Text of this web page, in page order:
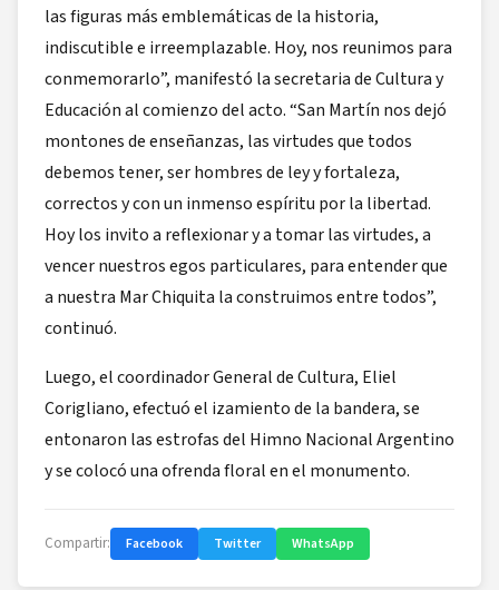
las figuras más emblemáticas de la historia,
indiscutible e irreemplazable. Hoy, nos reunimos para
conmemorarlo”, manifestó la secretaria de Cultura y
Educación al comienzo del acto. “San Martín nos dejó
montones de enseñanzas, las virtudes que todos
debemos tener, ser hombres de ley y fortaleza,
correctos y con un inmenso espíritu por la libertad.
Hoy los invito a reflexionar y a tomar las virtudes, a
vencer nuestros egos particulares, para entender que
a nuestra Mar Chiquita la construimos entre todos”,
continuó.
Luego, el coordinador General de Cultura, Eliel
Corigliano, efectuó el izamiento de la bandera, se
entonaron las estrofas del Himno Nacional Argentino
y se colocó una ofrenda floral en el monumento.
Compartir: Facebook Twitter WhatsApp